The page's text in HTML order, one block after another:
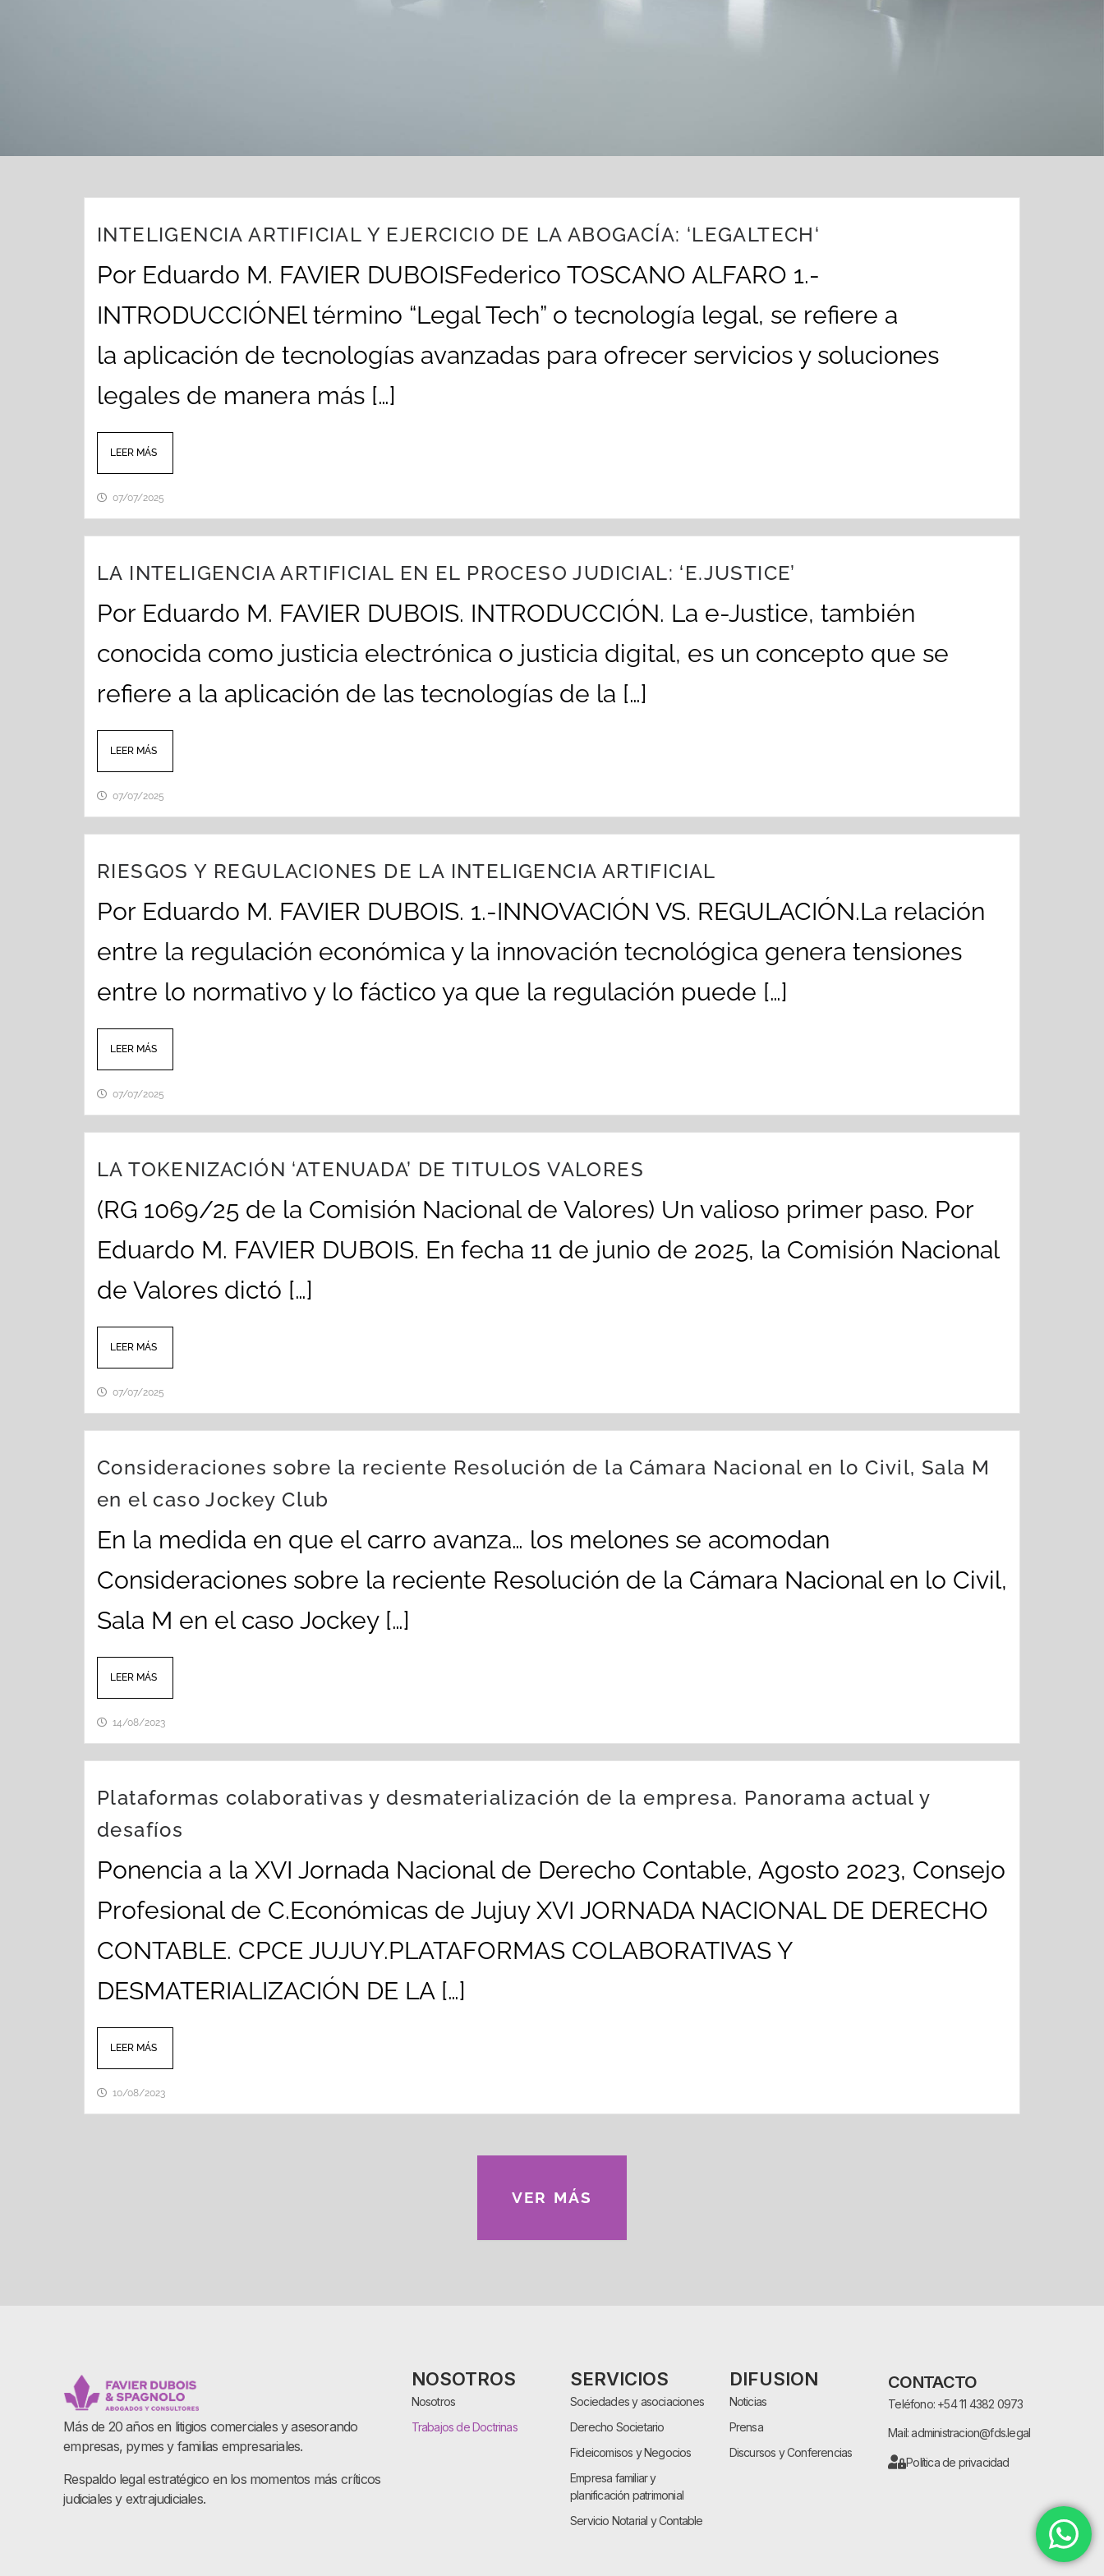
INTELIGENCIA ARTIFICIAL Y EJERCICIO DE LA ABOGACÍA: ‘LEGALTECH‘
Por Eduardo M. FAVIER DUBOISFederico TOSCANO ALFARO 1.-
INTRODUCCIÓNEl término “Legal Tech” o tecnología legal, se refiere a
la aplicación de tecnologías avanzadas para ofrecer servicios y soluciones
legales de manera más […]
LEER MÁS
07/07/2025
LA INTELIGENCIA ARTIFICIAL EN EL PROCESO JUDICIAL: ‘E.JUSTICE’
Por Eduardo M. FAVIER DUBOIS. INTRODUCCIÓN. La e-Justice, también
conocida como justicia electrónica o justicia digital, es un concepto que se
refiere a la aplicación de las tecnologías de la […]
LEER MÁS
07/07/2025
RIESGOS Y REGULACIONES DE LA INTELIGENCIA ARTIFICIAL
Por Eduardo M. FAVIER DUBOIS. 1.-INNOVACIÓN VS. REGULACIÓN.La relación
entre la regulación económica y la innovación tecnológica genera tensiones
entre lo normativo y lo fáctico ya que la regulación puede […]
LEER MÁS
07/07/2025
LA TOKENIZACIÓN ‘ATENUADA’ DE TITULOS VALORES
(RG 1069/25 de la Comisión Nacional de Valores) Un valioso primer paso. Por
Eduardo M. FAVIER DUBOIS. En fecha 11 de junio de 2025, la Comisión Nacional
de Valores dictó […]
LEER MÁS
07/07/2025
Consideraciones sobre la reciente Resolución de la Cámara Nacional en lo Civil, Sala M
en el caso Jockey Club
En la medida en que el carro avanza… los melones se acomodan
Consideraciones sobre la reciente Resolución de la Cámara Nacional en lo Civil,
Sala M en el caso Jockey […]
LEER MÁS
14/08/2023
Plataformas colaborativas y desmaterialización de la empresa. Panorama actual y
desafíos
Ponencia a la XVI Jornada Nacional de Derecho Contable, Agosto 2023, Consejo
Profesional de C.Económicas de Jujuy XVI JORNADA NACIONAL DE DERECHO
CONTABLE. CPCE JUJUY.PLATAFORMAS COLABORATIVAS Y
DESMATERIALIZACIÓN DE LA […]
LEER MÁS
10/08/2023
VER MÁS
Más de 20 años en litigios comerciales y asesorando
empresas, pymes y familias empresariales.
Respaldo legal estratégico en los momentos más críticos
judiciales y extrajudiciales.
NOSOTROS
Nosotros
Trabajos de Doctrinas
SERVICIOS
Sociedades y asociaciones
Derecho Societario
Fideicomisos y Negocios
Empresa familiar y
planificación patrimonial
Servicio Notarial y Contable
DIFUSION
Noticias
Prensa
Discursos y Conferencias
CONTACTO
Teléfono: +54 11 4382 0973
Mail: administracion@fds.legal
Política de privacidad